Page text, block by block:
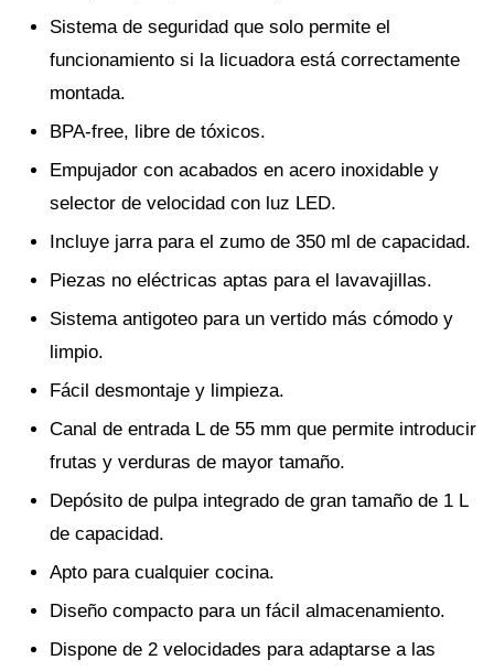
Sistema de seguridad que solo permite el
funcionamiento si la licuadora está correctamente
montada.
BPA-free, libre de tóxicos.
Empujador con acabados en acero inoxidable y
selector de velocidad con luz LED.
Incluye jarra para el zumo de 350 ml de capacidad.
Piezas no eléctricas aptas para el lavavajillas.
Sistema antigoteo para un vertido más cómodo y
limpio.
Fácil desmontaje y limpieza.
Canal de entrada L de 55 mm que permite introducir
frutas y verduras de mayor tamaño.
Depósito de pulpa integrado de gran tamaño de 1 L
de capacidad.
Apto para cualquier cocina.
Diseño compacto para un fácil almacenamiento.
Dispone de 2 velocidades para adaptarse a las